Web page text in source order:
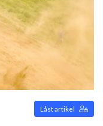
Låst artikel